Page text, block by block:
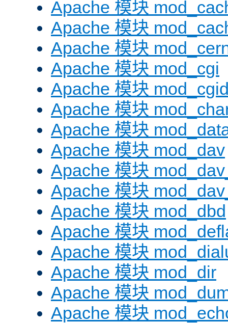
Apache 模块
Apache 模块
Apache 模块
Apache 模块 mod_cgi
Apache 模块
Apache 模块
Apache 模块
Apache 模块 mod_dav
Apache 模块
Apache 模块
Apache 模块 mod_dbd
Apache 模块
Apache 模块
Apache 模块 mod_dir
Apache 模块
Apache 模块